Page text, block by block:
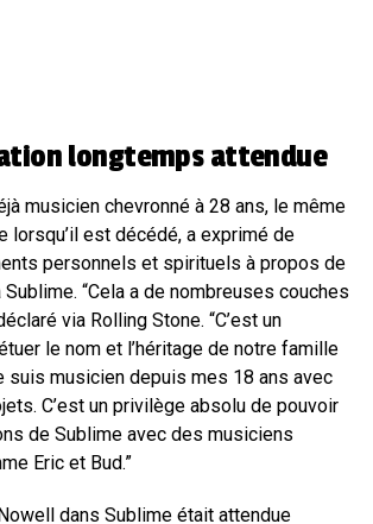
longtemps attendue
musicien chevronné à 28 ans, le même
lorsqu’il est décédé, a exprimé de
personnels et spirituels à propos de
“Cela a de nombreuses couches
via Rolling Stone. “C’est un
le nom et l’héritage de notre famille
suis musicien depuis mes 18 ans avec
C’est un privilège absolu de pouvoir
de Sublime avec des musiciens
Eric et Bud.”
dans Sublime était attendue